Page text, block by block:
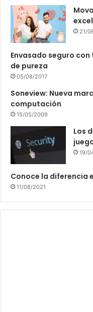
21/
Envasado seguro
de pureza
05/08/2017
Soneview: Nueva
computación
15/05/2009
Los
19/
Conoce la diferencia
11/08/2021